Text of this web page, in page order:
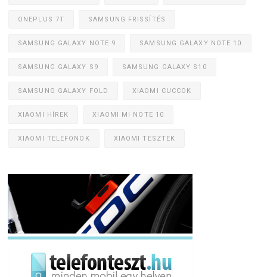
ONEPLUS 7T SAMSUNG FRISSÍTÉS
SAMSUNG GALAXY NOTE 9 SAMSUNG GALAXY NOTE 10
SAMSUNG GALAXY S9 SAMSUNG GALAXY S10
SAMSUNG GALAXY FOLD XIAOMI CUCCOK
XIAOMI HÍREK XIAOMI MI NOTE 10
XIAOMI TELEFONOK XIAOMI TESZTEK